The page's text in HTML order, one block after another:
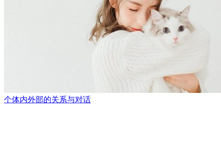
个体内外部的关系与对话